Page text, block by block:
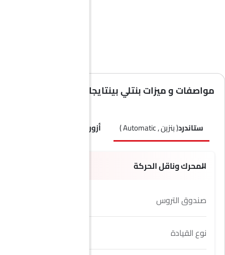
مواصفات و ميزات بنتلي بينتايجا إي دبليو بي
ستاندرد( بنزين , Automatic ) أزور
المحرك وناقل الحركة
صندوق التروس
نوع القيادة